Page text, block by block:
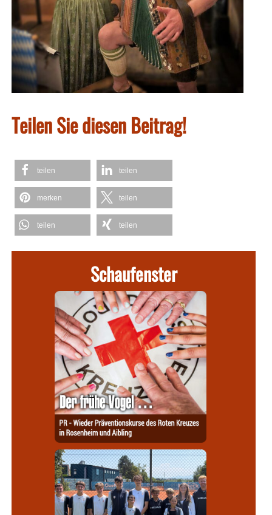
Teilen Sie diesen Beitrag!
teilen teilen
merken teilen
teilen teilen
Schaufenster